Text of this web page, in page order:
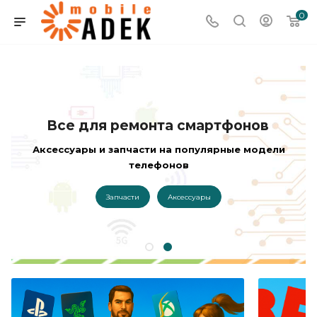
0
Все для ремонта смартфонов
Аксессуары и запчасти на популярные модели
телефонов
Запчасти Аксессуары